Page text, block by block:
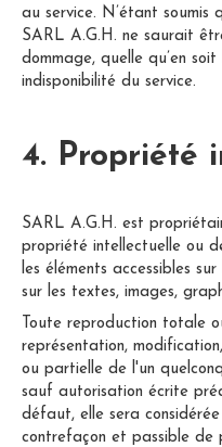
au service. N’étant soumis
SARL A.G.H. ne saurait
dommage, quelle qu’en
indisponibilité du service.
4. Propriété
SARL A.G.H. est
propriété intellectuelle ou
les éléments accessibles
sur les textes, images,
Toute reproduction totale
représentation,
ou partielle de l'un
sauf autorisation écrite
défaut, elle sera
contrefaçon et passible de